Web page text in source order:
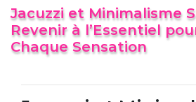
Jacuzzi et Minimalisme
Revenir à l’Essentiel
Chaque Sensation